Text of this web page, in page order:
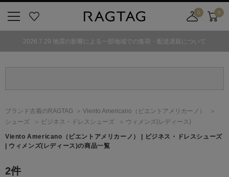
気
0
舗
カ
ト
0
2026.7.29 地震の影響による一部地域での集荷・配送遅延について
ブランド古着のRAGTAG Viento Americano （ビエントアメリカーノ）
シューズ
ビジネス・ドレスシューズ ウィメンズ(レディース)
Viento Americano （ビエントアメリカーノ）
| ビジネス・ドレスシューズ
| ウィメンズ(レディース)の商品一覧
2件